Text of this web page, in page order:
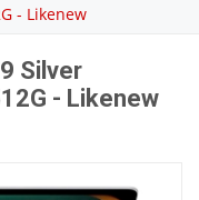
- Likenew
Silver
- Likenew